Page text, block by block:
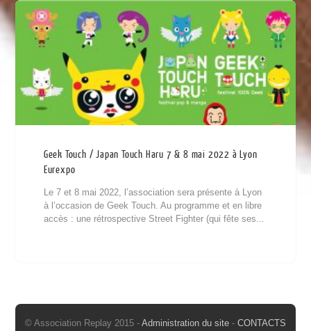
Geek Touch / Japan Touch Haru 7 & 8 mai 2022 à Lyon
Eurexpo
Le 7 et 8 mai 2022, l’association sera présente à Lyon
à l’occasion de Geek Touch. Au programme et en libre
accès : une rétrospective Street Fighter (qui fête ses...
© Association Replay 2015 - Administration du site - CONTACTS